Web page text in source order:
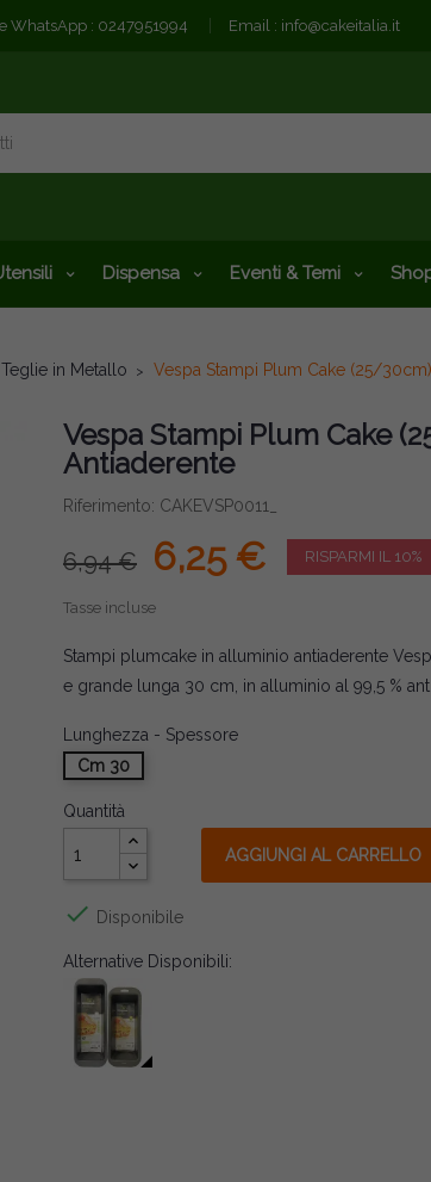
WhatsApp : 0247951994 Email : info@cakeitalia.it
Dispensa Eventi & Temi
in Metallo Vespa Stampi Plum Cake (25/
Vespa Stampi Plum Cake
Antiaderente
Riferimento: CAKEVSP0011_
6,94 € 6,25 € RISPARMI IL 10%
Tasse incluse
Stampi plumcake in alluminio antiaderente
e grande lunga 30 cm, in alluminio al 99,5 %
Lunghezza - Spessore
Cm 30
Quantità
AGGIUNGI AL CARRELLO
 Disponibile
Alternative Disponibili: